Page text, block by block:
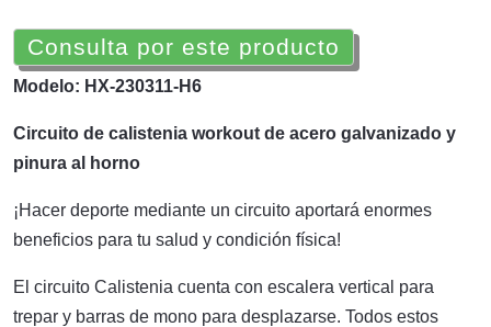
Consulta por este producto
Modelo: HX-230311-H6
Circuito de calistenia workout de acero galvanizado y
pinura al horno
¡Hacer deporte mediante un circuito aportará enormes
beneficios para tu salud y condición física!
El circuito Calistenia cuenta con escalera vertical para
trepar y barras de mono para desplazarse. Todos estos